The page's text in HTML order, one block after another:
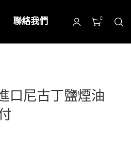
聯絡我們 0
口尼古丁鹽煙油